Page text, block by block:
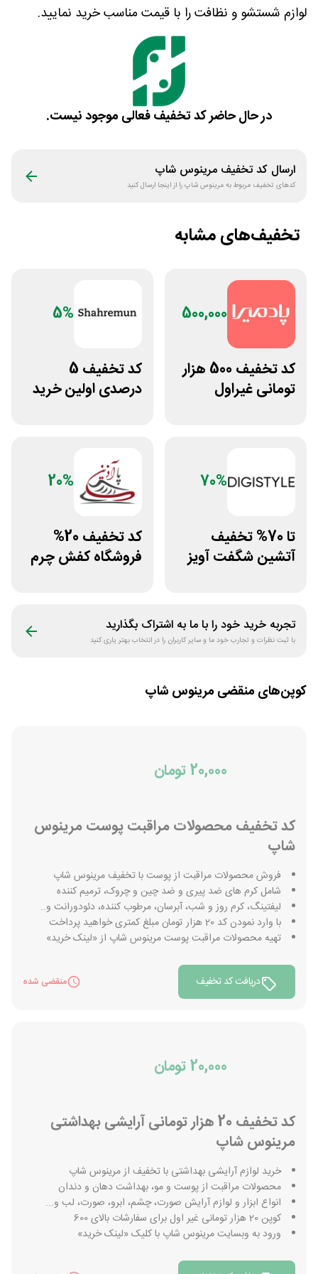
لوازم شستشو و نظافت را با قیمت مناسب خرید نمایید.
در حال حاضر کد تخفیف فعالی موجود نیست.
ارسال کد تخفیف مرینوس شاپ
کدهای تخفیف مربوط بهمرینوس شاپرا از اینجا ارسال کنید
تخفیف‌های مشابه
500,000
کد تخفیف 500 هزار
تومانی غیراول
5%
کد تخفیف 5
درصدی اولین خرید
70%
تا 70% تخفیف
آتشین شگفت آویز
20%
کد تخفیف 20%
فروشگاه کفش چرم
تجربه خرید خود را با ما به اشتراک بگذارید
با ثبت نظرات و تجارب خود ما و سایر کاربران را در انتخاب بهتر یاری کنید
کوپن‌های منقضی مرینوس شاپ
20,000 تومان
کد تخفیف محصولات مراقبت پوست مرینوس
شاپ
فروش محصولات مراقبت از پوست با تخفیف مرینوس شاپ
شامل کرم های ضد پیری و ضد چین و چروک، ترمیم کننده
لیفتینگ، کرم روز و شب، آبرسان، مرطوب کننده، دئودورانت و..
با وارد نمودن کد 20 هزار تومان مبلغ کمتری خواهید پرداخت
تهیه محصولات مراقبت پوست مرینوس شاپ از «لینک خرید»
دریافت کد تخفیف منقضی شده
20,000 تومان
کد تخفیف 20 هزار تومانی آرایشی بهداشتی
مرینوس شاپ
خرید لوازم آرایشی بهداشتی با تخفیف از مرینوس شاپ
محصولات مراقبت از پوست و مو، بهداشت دهان و دندان
انواع ابزار و لوازم آرایش صورت، چشم، ابرو، صورت، لب و...
کوپن 20 هزار تومانی غیر اول برای سفارشات بالای 600
ورود به وبسایت مرینوس شاپ با کلیک «لینک خرید»